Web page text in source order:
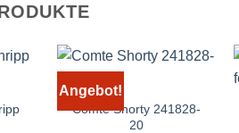
Angebot!
Comte Shorty 241828-
20